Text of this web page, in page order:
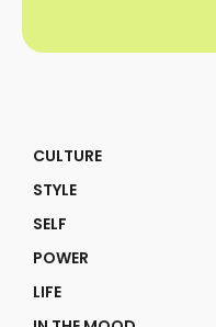
CULTURE
STYLE
SELF
POWER
LIFE